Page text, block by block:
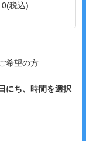
0(税込)
希望の方
にち、時間を選択